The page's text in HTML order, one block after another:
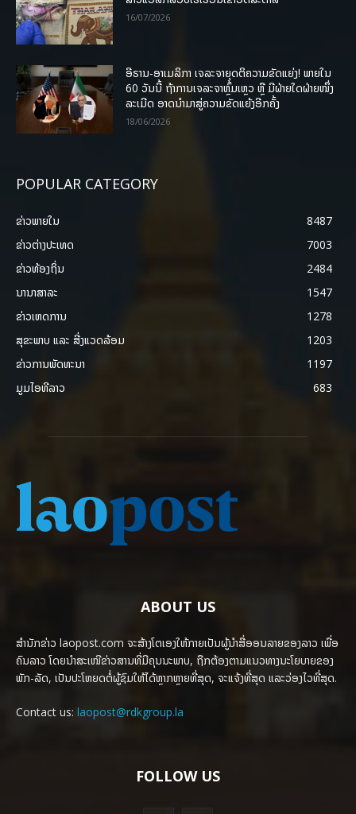
16/07/2026
ອີຣານ-ອາເມລິກາ ເຈລະຈາຍຸດຕິຄວາມຂັດແຍ່ງ! ພາຍໃນ
60 ວັນນີ້ ຖ້າການເຈລະຈາຫຼົ້ມເຫຼວ ຫຼື ມີຝ່າຍໃດຝ່າຍໜຶ່ງ
ລະເມີດ ອາດນໍາມາສູ່ຄວາມຂັດແຍ້ງອີກຄັ້ງ
18/06/2026
POPULAR CATEGORY
ຂ່າວພາຍ​ໃນ
8487
ຂ່າວຕ່າງປະເທດ
7003
ຂ່າວທ້ອງຖິ່ນ
2484
ນານາສາລະ
1547
ຂ່າວເຫດການ
1278
ສຸຂະພາບ ແລະ ສີ່ງແວດລ້ອມ
1203
ຂ່າວການພັດທະນາ
1197
ມູມໄອທີລາວ
683
ABOUT US
ສຳນັກຂ່າວ laopost.com ຈະສ້າງໂຕເອງໃຫ້ກາຍເປັນຜູ້ນຳສື່ອອນລາຍຂອງລາວ ເພື່ອ
ຄົນລາວ ໂດຍນຳສະເໜີຂ່າວສານທີ່ມີຄຸນນະພາບ, ຖືກຕ້ອງຕາມແນວທາງນະໂຍບາຍຂອງ
ພັກ-ລັດ, ເປັນປະໂຫຍດຕໍ່ຜູ້ຊົມໃຫ້ໄດ້ຫຼາກຫຼາຍທີ່ສຸດ, ຈະແຈ້ງທີ່ສຸດ ແລະວ່ອງໄວທີ່ສຸດ.
Contact us: laopost@rdkgroup.la
FOLLOW US